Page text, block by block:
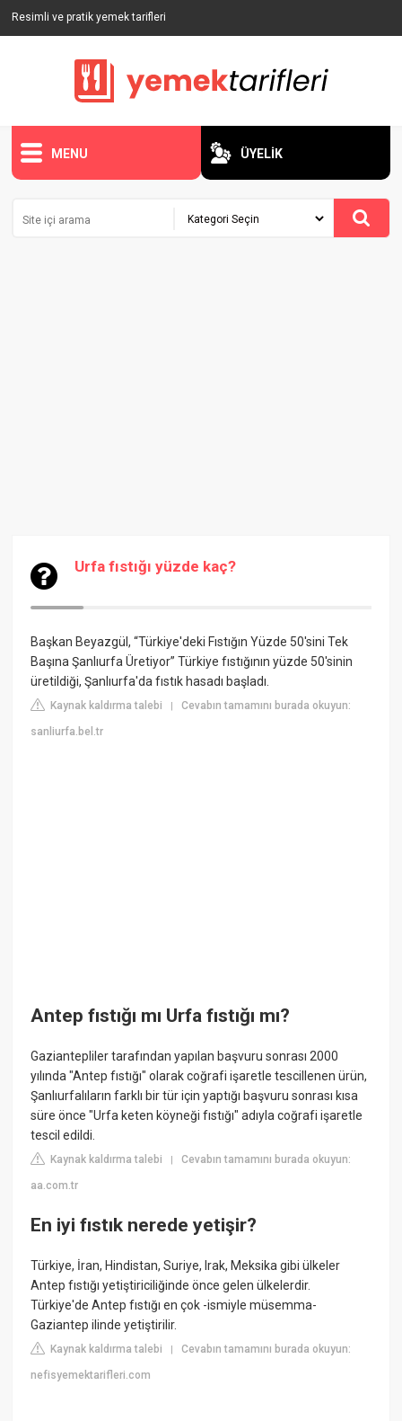
Resimli ve pratik yemek tarifleri
MENU ÜYELİK
Urfa fıstığı yüzde kaç?
Başkan Beyazgül, “Türkiye'deki Fıstığın Yüzde 50'sini Tek
Başına Şanlıurfa Üretiyor” Türkiye fıstığının yüzde 50'sinin
üretildiği, Şanlıurfa'da fıstık hasadı başladı.
Kaynak kaldırma talebi |Cevabın tamamını burada okuyun:
sanliurfa.bel.tr
Antep fıstığı mı Urfa fıstığı mı?
Gaziantepliler tarafından yapılan başvuru sonrası 2000
yılında "Antep fıstığı" olarak coğrafi işaretle tescillenen ürün,
Şanlıurfalıların farklı bir tür için yaptığı başvuru sonrası kısa
süre önce "Urfa keten köyneği fıstığı" adıyla coğrafi işaretle
tescil edildi.
Kaynak kaldırma talebi |Cevabın tamamını burada okuyun:
aa.com.tr
En iyi fıstık nerede yetişir?
Türkiye, İran, Hindistan, Suriye, Irak, Meksika gibi ülkeler
Antep fıstığı yetiştiriciliğinde önce gelen ülkelerdir.
Türkiye'de Antep fıstığı en çok -ismiyle müsemma-
Gaziantep ilinde yetiştirilir.
Kaynak kaldırma talebi |Cevabın tamamını burada okuyun:
nefisyemektarifleri.com